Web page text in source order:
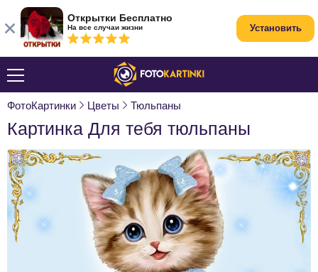
ФотоКартинки Цветы Тюльпаны
Картинка Для тебя тюльпаны
Открытки Бесплатно
На все случаи жизни Установить